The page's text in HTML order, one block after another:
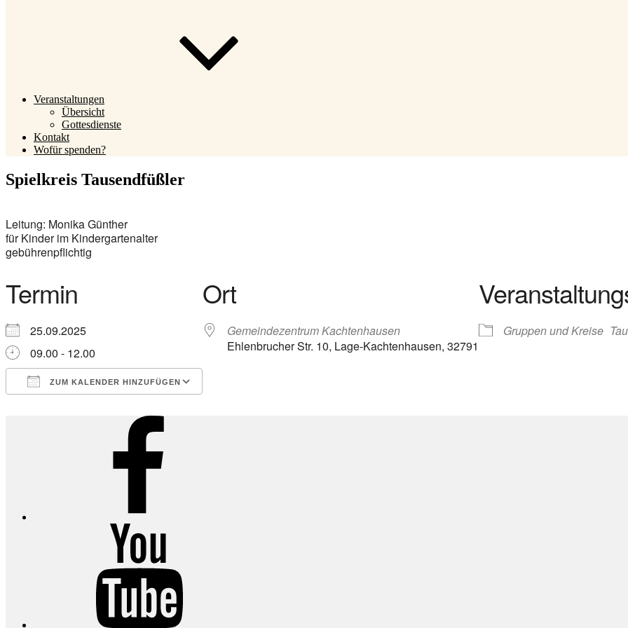
Veranstaltungen
Übersicht
Gottesdienste
Kontakt
Wofür spenden?
Spielkreis Tausendfüßler
Leitung: Monika Günther
für Kinder im Kindergartenalter
gebührenpflichtig
Termin
25.09.2025
09.00 - 12.00
ZUM KALENDER HINZUFÜGEN
Google Kalender
iCalendarOffice 365
Ort
Gemeindezentrum Kachtenhausen
Ehlenbrucher Str. 10, Lage-Kachtenhausen, 32791
Gruppen und Kreise